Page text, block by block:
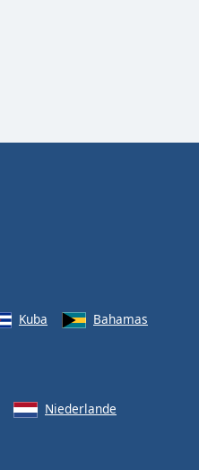
Kuba
Bahamas
Niederlande